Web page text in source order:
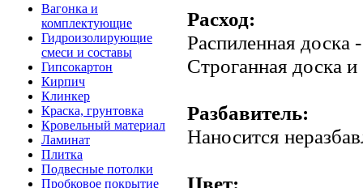
Вагонка и
комплектующие
Гидроизолирующие
смеси и составы
Гипсокартон
Кирпич
Клинкер
Краска, грунтовка
Кровельный материал
Ламинат
Плитка
Подвесные потолки
Пробковое покрытие
Расход:
Распиленная доска
Cтроганная доска
Разбавитель:
Наносится
Цвет: